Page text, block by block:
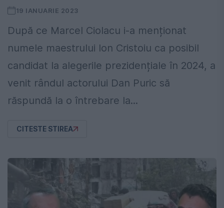
19 IANUARIE 2023
După ce Marcel Ciolacu i-a menționat
numele maestrului Ion Cristoiu ca posibil
candidat la alegerile prezidențiale în 2024, a
venit rândul actorului Dan Puric să
răspundă la o întrebare la...
CITESTE STIREA